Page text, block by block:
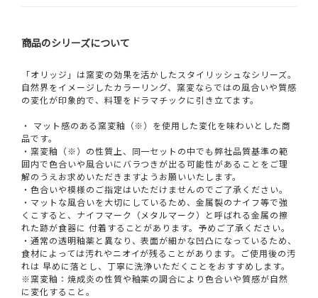
商品のシリーズについて
「オリッジ」は窯変の効果を活かしたスタイリッシュなシリーズ。
自然界をイメージしたカラーリング、窯変ならではの風合いや質感
の変化が印象的で、料理をドラマチックに引き立てます。
・ マット感のある窯変釉（※）を使用した変化を味わいとした商
品です。
・窯変釉（※）の性質上、同一セットの中でも弊社品質基準の範
囲内で色合いや風合いにバラつきが出る可能性があることをご理
解のうえお求めいただきますようお願いいたします。
・色合いや模様のご指定はいただけませんのでご了承ください。
・マットな風合いを大切にしているため、金属製のナイフ等で強
くこすると、ナイフマーク（メタルマーク）と呼ばれる金属の擦
れた跡が食器に 付着することがあります。予めご了承ください。
・通常の透明釉薬と異なり、表面が細かな凹凸になっているため、
食材によっては汚れやニオイが残ることがあります。ご使用後の汚
れは 早めに落とし、丁寧に洗浄いただくことをおすすめします。
※窯変釉：焼成炎の性質や釉薬の調合により色合いや質感が自然
に変化すること。